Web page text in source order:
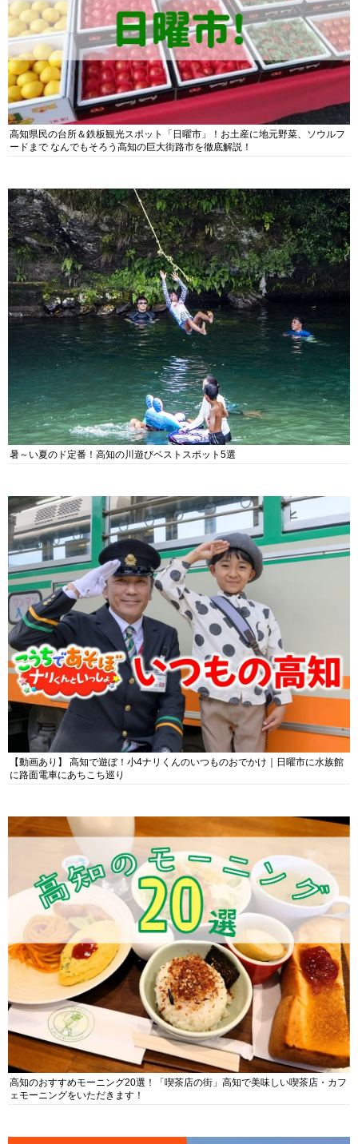
高知県民の台所＆鉄板観光スポット「日曜市」！お土産に地元野菜、ソウルフ
ードまで なんでもそろう高知の巨大街路市を徹底解説！
暑～い夏のド定番！高知の川遊びベストスポット5選
【動画あり】 高知で遊ぼ！小4ナリくんのいつものおでかけ｜日曜市に水族館
に路面電車にあちこち巡り
高知のおすすめモーニング20選！「喫茶店の街」高知で美味しい喫茶店・カフ
ェモーニングをいただきます！